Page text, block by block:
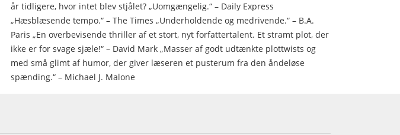
år tidligere, hvor intet blev stjålet? „Uomgængelig.“ – Daily Express
„Hæsblæsende tempo.“ – The Times „Underholdende og medrivende.“ – B.A.
Paris „En overbevisende thriller af et stort, nyt forfattertalent. Et stramt plot, der
ikke er for svage sjæle!“ – David Mark „Masser af godt udtænkte plottwists og
med små glimt af humor, der giver læseren et pusterum fra den åndeløse
spænding.“ – Michael J. Malone